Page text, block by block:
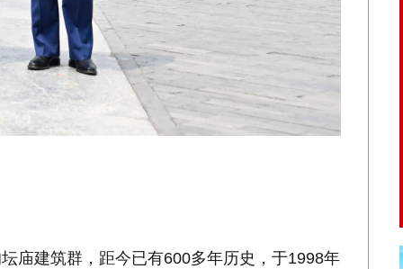
建筑群，距今已有600多年历史，于1998年